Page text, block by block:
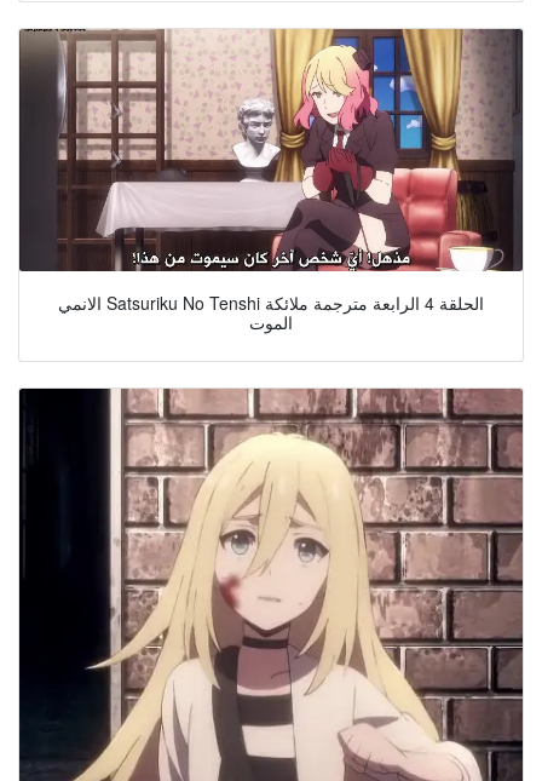
الانمي Satsuriku No Tenshi الحلقة 4 الرابعة مترجمة ملائكة
الموت